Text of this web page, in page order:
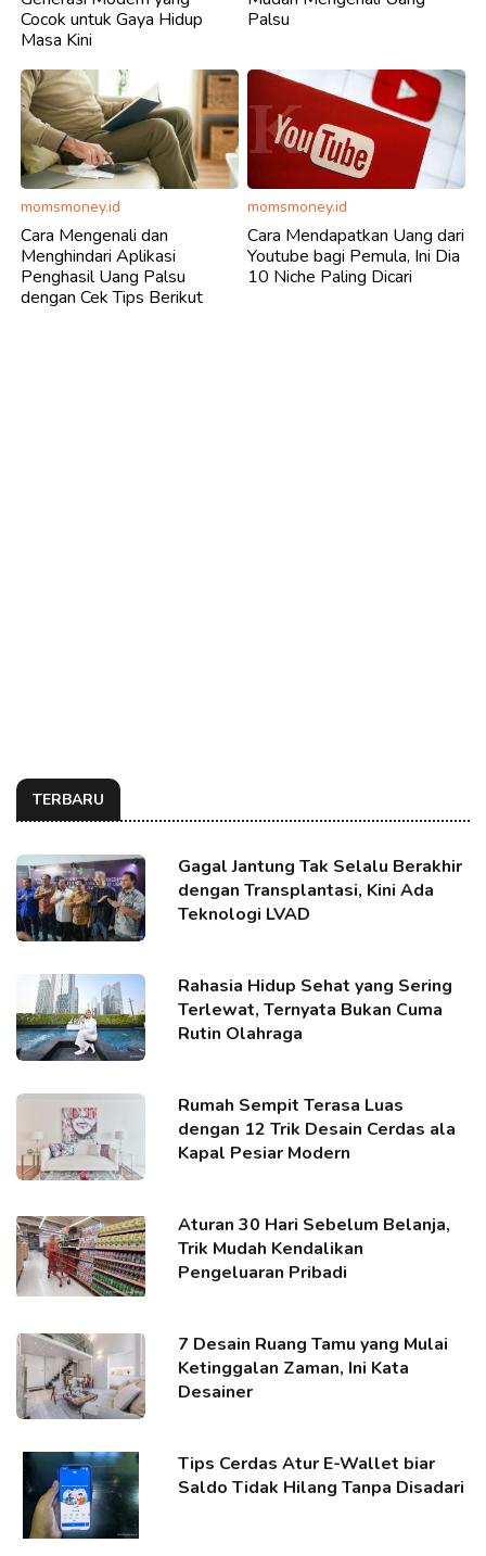
Cocok untuk Gaya Hidup
Masa Kini
Palsu
momsmoney.id
Cara Mengenali dan
Menghindari Aplikasi
Penghasil Uang Palsu
dengan Cek Tips Berikut
momsmoney.id
Cara Mendapatkan Uang dari
Youtube bagi Pemula, Ini Dia
10 Niche Paling Dicari
TERBARU
Gagal Jantung Tak Selalu Berakhir
dengan Transplantasi, Kini Ada
Teknologi LVAD
Rahasia Hidup Sehat yang Sering
Terlewat, Ternyata Bukan Cuma
Rutin Olahraga
Rumah Sempit Terasa Luas
dengan 12 Trik Desain Cerdas ala
Kapal Pesiar Modern
Aturan 30 Hari Sebelum Belanja,
Trik Mudah Kendalikan
Pengeluaran Pribadi
7 Desain Ruang Tamu yang Mulai
Ketinggalan Zaman, Ini Kata
Desainer
Tips Cerdas Atur E-Wallet biar
Saldo Tidak Hilang Tanpa Disadari